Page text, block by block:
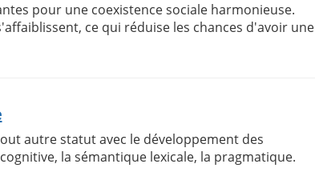
pour une coexistence sociale harmonieuse.
ce qui réduise les chances d'avoir une
autre statut avec le développement des
la sémantique lexicale, la pragmatique.